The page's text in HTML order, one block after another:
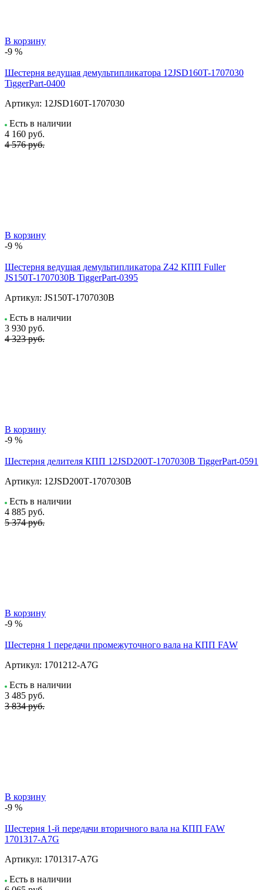
В корзину
-9 %
Шестерня ведущая демультипликатора 12JSD160T-1707030
TiggerPart-0400
Артикул: 12JSD160T-1707030
Есть в наличии
4 160 руб.
4 576 руб.
В корзину
-9 %
Шестерня ведущая демультипликатора Z42 КПП Fuller
JS150T-1707030B TiggerPart-0395
Артикул: JS150T-1707030B
Есть в наличии
3 930 руб.
4 323 руб.
В корзину
-9 %
Шестерня делителя КПП 12JSD200Т-1707030B TiggerPart-0591
Артикул: 12JSD200Т-1707030B
Есть в наличии
4 885 руб.
5 374 руб.
В корзину
-9 %
Шестерня 1 передачи промежуточного вала на КПП FAW
Артикул: 1701212-A7G
Есть в наличии
3 485 руб.
3 834 руб.
В корзину
-9 %
Шестерня 1-й передачи вторичного вала на КПП FAW
1701317-A7G
Артикул: 1701317-A7G
Есть в наличии